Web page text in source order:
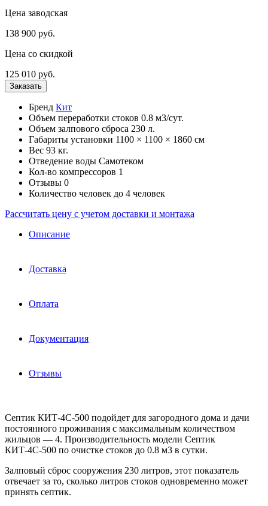
Цена заводская
138 900 руб.
Цена со скидкой
125 010 руб.
Бренд Кит
Объем переработки стоков 0.8 м3/сут.
Объем залпового сброса 230 л.
Габариты установки 1100 × 1100 × 1860 см
Вес 93 кг.
Отведение воды Самотеком
Кол-во компрессоров 1
Отзывы 0
Количество человек до 4 человек
Рассчитать цену с учетом доставки и монтажа
Описание
Доставка
Оплата
Документация
Отзывы
Септик КИТ-4С-500 подойдет для загородного дома и дачи
постоянного проживания с максимальным количеством
жильцов — 4. Производительность модели Септик
КИТ-4С-500 по очистке стоков до 0.8 м3 в сутки.
Залповый сброс сооружения 230 литров, этот показатель
отвечает за то, сколько литров стоков одновременно может
принять септик.